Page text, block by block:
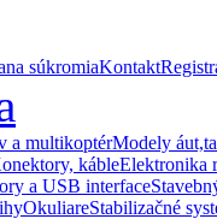
súkromiaKontakt
a multikoptérModely
kábleElektronika
a USB interface
OkuliareStabilizačné